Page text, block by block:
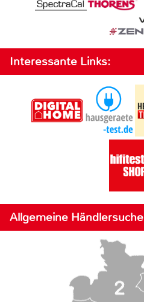
Interessante Links:
Allgemeine Händlersuche